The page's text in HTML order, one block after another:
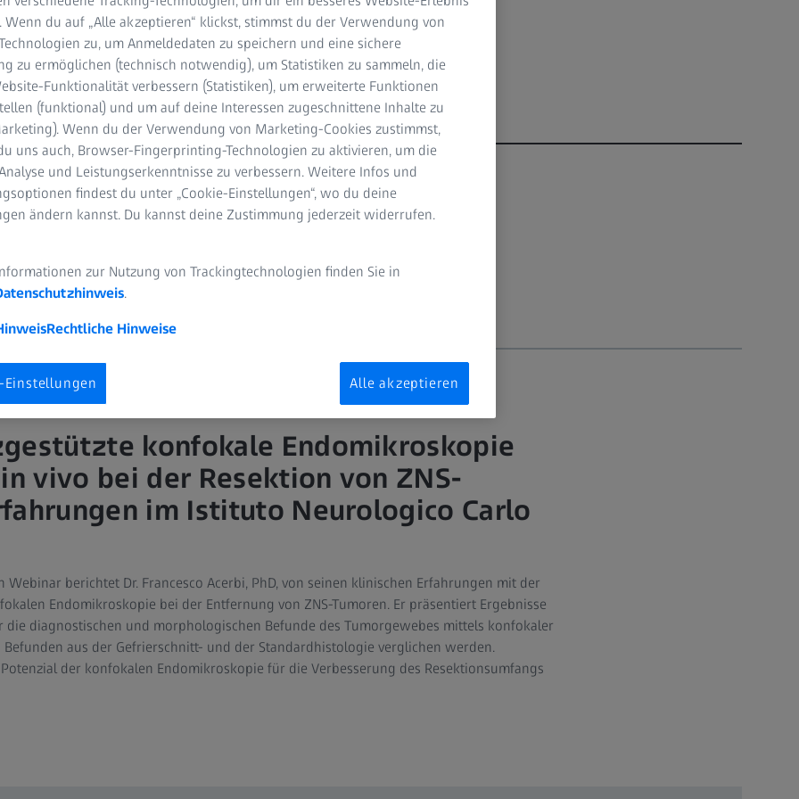
Neuro Week 2020 (Aufzeichnung)
Carlo Besta, Mailand, Italien
konfokale Endomikroskopie
vivo bei der Resektion von ZNS-
im Istituto Neurologico Carlo
Webinar berichtet Dr. Francesco Acerbi, PhD, von seinen klinischen Erfahrungen mit der
Endomikroskopie bei der Entfernung von ZNS-Tumoren. Er präsentiert Ergebnisse
die diagnostischen und morphologischen Befunde des Tumorgewebes mittels konfokaler
aus der Gefrierschnitt- und der Standardhistologie verglichen werden.
der konfokalen Endomikroskopie für die Verbesserung des Resektionsumfangs
Wenn du auf „Alle akzeptieren“ klickst, stimmst du der Verwendung von
zu, um Anmeldedaten zu speichern und eine sichere
zu ermöglichen (technisch notwendig), um Statistiken zu sammeln, die
Funktionalität verbessern (Statistiken), um erweiterte Funktionen
(funktional) und um auf deine Interessen zugeschnittene Inhalte zu
Wenn du der Verwendung von Marketing-Cookies zustimmst,
uns auch, Browser-Fingerprinting-Technologien zu aktivieren, um die
und Leistungserkenntnisse zu verbessern. Weitere Infos und
findest du unter „Cookie-Einstellungen“, wo du deine
ändern kannst. Du kannst deine Zustimmung jederzeit widerrufen.
zur Nutzung von Trackingtechnologien finden Sie in
.
Rechtliche Hinweise
Einstellungen Alle akzeptieren